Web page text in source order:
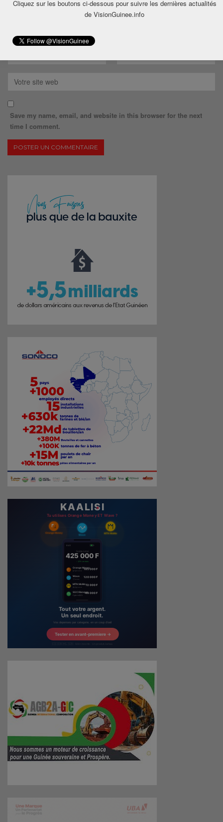
Save my name, email, and website in this browser for the next
time I comment.
Cliquez sur les boutons ci-dessous pour suivre les dernières actualités
de VisionGuinee.info